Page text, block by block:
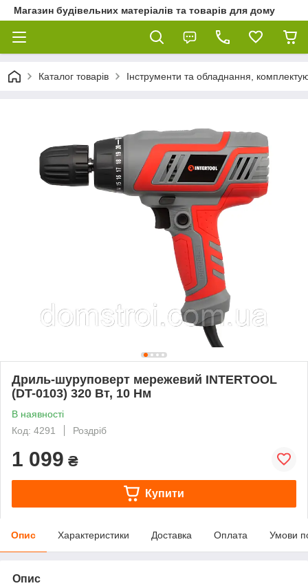
Магазин будівельних матеріалів та товарів для дому
Каталог товарів Інструменти та обладнання,
Дриль-шуруповерт мережевий INTERTOOL
(DT-0103) 320 Вт, 10 Нм
В наявності
Код: 4291
Роздріб
1 099 ₴
Купити
Опис Характеристики Доставка Оплата Умови
Опис